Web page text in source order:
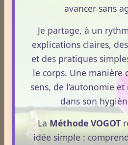
Cliquez ici pour
avancer sans
Je partage, à un
explications claires,
et des pratiques
le corps. Une manière
sens, de l’autonomie
dans son
La Méthode VOGOT
idée simple :